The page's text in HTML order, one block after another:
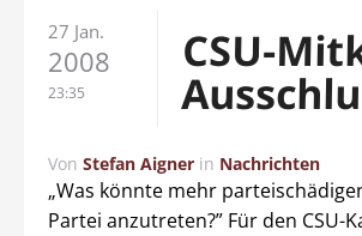
27 Jan.
2008
23:35
CSU-
Von Stefan Aigner in Nachrichten
„Was könnte mehr
Partei anzutreten?” Für den